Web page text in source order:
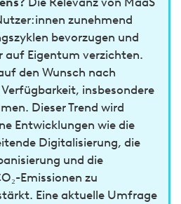
zunehmend
bevorzugen und
auf Eigentum verzichten.
den Wunsch nach
insbesondere
Dieser Trend wird
Entwicklungen wie die
Digitalisierung, die
und die
Emissionen zu
Eine aktuelle Umfrage